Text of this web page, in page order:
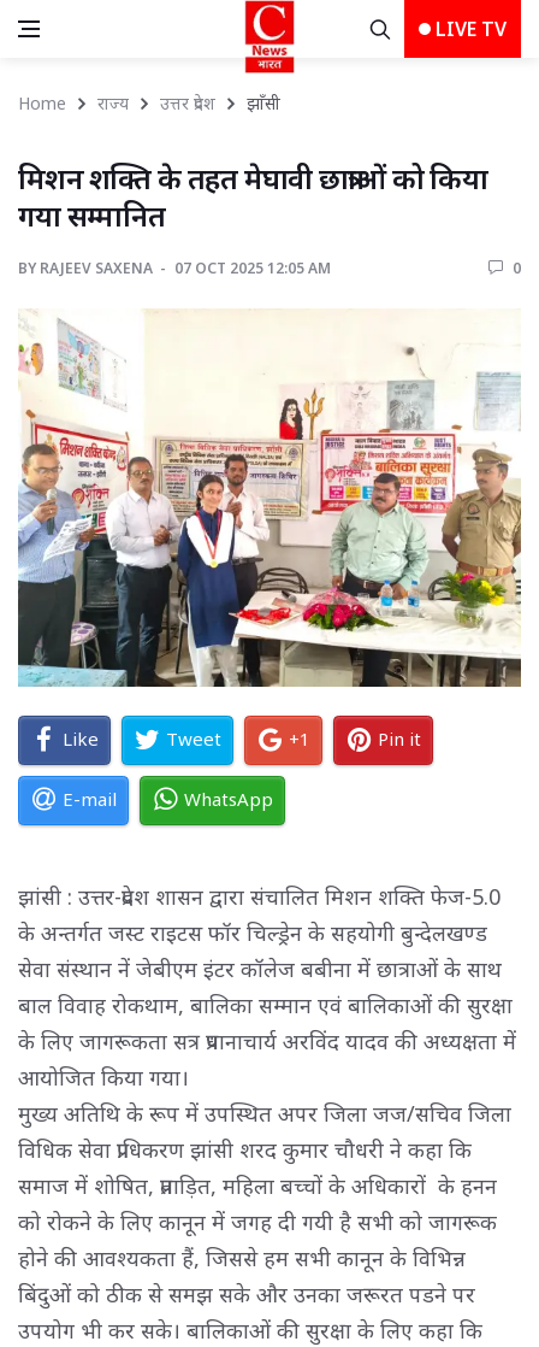
LIVE TV
Home राज्य उत्तर प्रदेश झाँसी
मिशन शक्ति के तहत मेघावी छात्राओं को किया
गया सम्मानित
BY RAJEEV SAXENA 07 OCT 2025 12:05 AM 0
Like Tweet +1 Pin it
E-mail WhatsApp
झांसी : उत्तर-प्रदेश शासन द्वारा संचालित मिशन शक्ति फेज-5.0
के अन्तर्गत जस्ट राइटस फॉर चिल्ड्रेन के सहयोगी बुन्देलखण्ड
सेवा संस्थान नें जेबीएम इंटर कॉलेज बबीना में छात्राओं के साथ
बाल विवाह रोकथाम, बालिका सम्मान एवं बालिकाओं की सुरक्षा
के लिए जागरूकता सत्र प्रधानाचार्य अरविंद यादव की अध्यक्षता में
आयोजित किया गया।
मुख्य अतिथि के रूप में उपस्थित अपर जिला जज/सचिव जिला
विधिक सेवा प्राधिकरण झांसी शरद कुमार चौधरी ने कहा कि
समाज में शोषित, प्रताड़ित, महिला बच्चों के अधिकारों के हनन
को रोकने के लिए कानून में जगह दी गयी है सभी को जागरूक
होने की आवश्यकता हैं, जिससे हम सभी कानून के विभिन्न
बिंदुओं को ठीक से समझ सके और उनका जरूरत पडने पर
उपयोग भी कर सके। बालिकाओं की सुरक्षा के लिए कहा कि